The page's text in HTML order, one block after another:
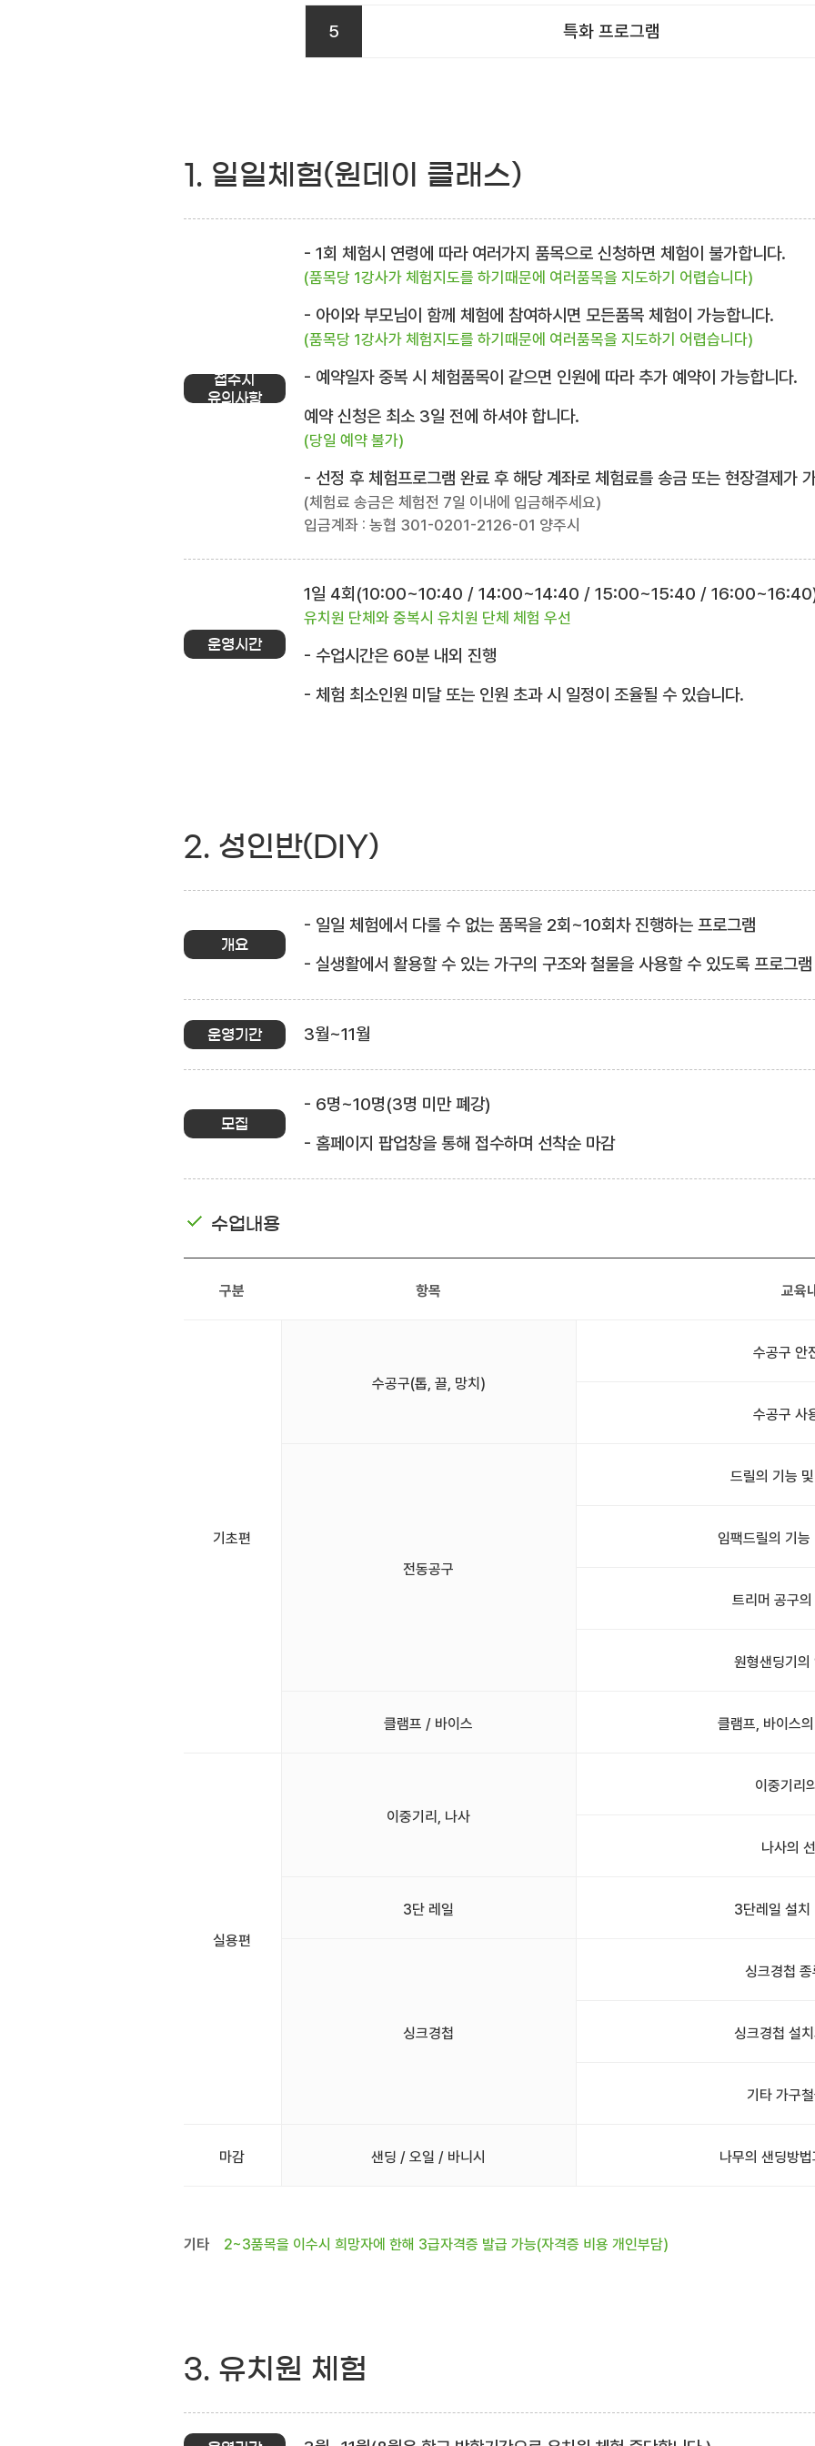
5 특화 프로그램
1. 일일체험(원데이 클래스)
접수시
유의사항
- 1회 체험시 연령에 따라 여러가지 품목으로 신청하면 체험이 불가합니다.
(품목당 1강사가 체험지도를 하기때문에 여러품목을 지도하기 어렵습니다)
- 아이와 부모님이 함께 체험에 참여하시면 모든품목 체험이 가능합니다.
(품목당 1강사가 체험지도를 하기때문에 여러품목을 지도하기 어렵습니다)
- 예약일자 중복 시 체험품목이 같으면 인원에 따라 추가 예약이 가능합니다.
예약 신청은 최소 3일 전에 하셔야 합니다.
(당일 예약 불가)
- 선정 후 체험프로그램 완료 후 해당 계좌로 체험료를 송금 또는 현장결제가
(체험료 송금은 체험전 7일 이내에 입금해주세요)
입금계좌 : 농협 301-0201-2126-01 양주시
운영시간
1일 4회(10:00~10:40 / 14:00~14:40 / 15:00~15:40 /
유치원 단체와 중복시 유치원 단체 체험 우선
- 수업시간은 60분 내외 진행
- 체험 최소인원 미달 또는 인원 초과 시 일정이 조율될 수 있습니다.
2. 성인반(DIY)
개요
- 일일 체험에서 다룰 수 없는 품목을 2회~10회차 진행하는 프로그램
- 실생활에서 활용할 수 있는 가구의 구조와 철물을 사용할 수 있도록 프로그
운영기간 3월~11월
모집
- 6명~10명(3명 미만 폐강)
- 홈페이지 팝업창을 통해 접수하며 선착순 마감
수업내용
구분 항목 교육
기초편
수공구(톱, 끌, 망치)
수공구 안
수공구 사
전동공구
드릴의 기능
임팩드릴의 기
트리머 공구
원형샌딩기의
클램프 / 바이스 클램프, 바이스
실용편
이중기리, 나사
이중기리
나사의
3단 레일 3단레일 설치
싱크경첩
싱크경첩
싱크경첩 설
기타 가구
마감 샌딩 / 오일 / 바니시 나무의 샌딩방
기타 2~3품목을 이수시 희망자에 한해 3급자격증 발급 가능(자격증 비용 개인부담)
3. 유치원 체험